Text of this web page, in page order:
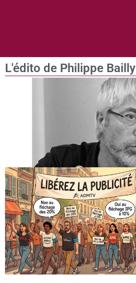
L'édito de Philippe Bailly